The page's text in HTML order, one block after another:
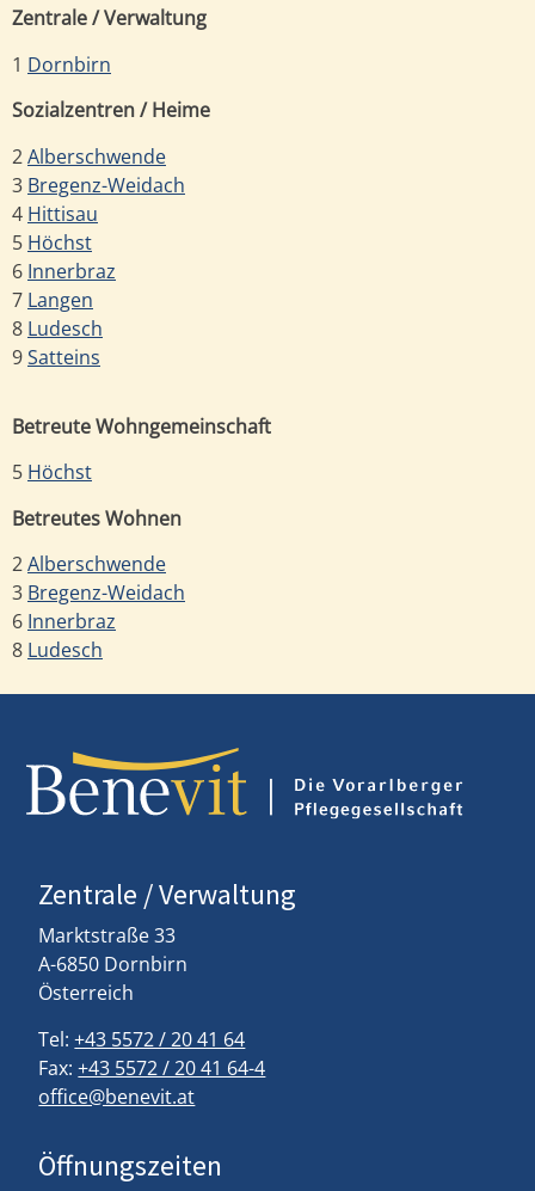
Zentrale / Verwaltung
1 Dornbirn
Sozialzentren / Heime
2Alberschwende
3 Bregenz-Weidach
4 Hittisau
5 Höchst
6 Innerbraz
7 Langen
8 Ludesch
9Satteins
Betreute Wohngemeinschaft
5 Höchst
Betreutes Wohnen
2Alberschwende
3 Bregenz-Weidach
6 Innerbraz
8 Ludesch
Zentrale / Verwaltung
Marktstraße 33
A-6850 Dornbirn
Österreich
Tel:+43 5572 / 20 41 64
Fax:+43 5572 / 20 41 64-4
office@benevit.at
Öffnungszeiten